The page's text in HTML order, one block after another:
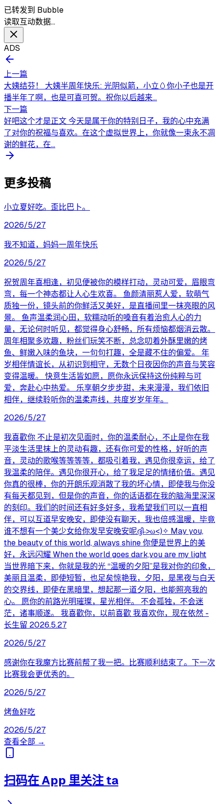
已转发到 Bubble
读取互动数据…
ADS
上一篇
大姨结芬！ 大姨半周年快乐: 光阴似箭，小立🥚你小子也是开
播半年了啊，也是可喜可贺。祝你以后越来...
下一篇
好吧这个才是正文 今天是属于你的特别日子，我的心中充满
了对你的祝福与喜欢。在这个虚拟世界上，你就像一束永不凋
谢的鲜花，在...
更多投稿
小立夏好吃。歪比巴卜。
2026/5/27
我不知道，妈妈一周年快乐
2026/5/27
祝贺周年喜相逢，初见便被你的模样打动，灵动可爱，眉眼弯
弯，每一个神态都让人心生欢喜。 鱼颜清丽惹人爱，软萌气
质独一份，镜头前的你鲜活又美好，是直播间里一抹亮眼的风
景。 鱼声温柔润心田，软糯动听的嗓音有着治愈人心的力
量，无论何时听见，都觉得身心舒畅，所有烦恼都烟消云散。
周年相聚多欢趣，粉丝们玩笑不断，总念叨着外酥里嫩的烤
鱼、鲜嫩入味的鱼块，一句句打趣，全是藏不住的偏爱。 年
岁相伴情谊长，从初识到相守，无数个日夜因你的声音与笑容
变得温暖。 快意生活皆如愿，愿你永远保持这份纯粹与可
爱，奔赴心中热爱。 乐享朝夕步步甜，未来漫漫，我们依旧
相伴，继续聆听你的温柔声线，共度岁岁年年。
2026/5/27
我喜歡你 不止是初次见面时，你的温柔耐心，不止是你在我
平淡生活里抹上的灵动有趣，还有你可爱的性格，好听的声
音，灵动的歌喉等等等等，都吸引着我，遇见你很幸运，给了
我温柔的陪伴。遇见你很开心，给了我足足的情绪价值。遇见
你真的很棒，你的开朗乐观消散了我的坏心情，即使我与你没
有每天都见到，但是你的声音，你的话语都在我的脑海里深深
的刻印。我们的时间还有好多好多，我希望我们可以一直相
伴，可以互道早安晚安，即使没有聊天，我也倍感温暖，毕竟
谁不想有一个美少女给你发早安晚安呢ദ്ദി˶>ω<)✧ May you,
the beauty of this world, always shine 你便是世界上的美
好，永远闪耀 When the world goes dark,you are my light
当世界暗下来，你就是我的光 “温暖的夕阳”是我对你的印象，
美丽且温柔，即使短暂，也足矣惊艳我，夕阳，是黑夜与白天
的交界线，即使在黑暗里，想起那一道夕阳，也能照亮我的
心。 愿你的前路光明璀璨，星光相伴。 不会孤独，不会迷
茫，诸事顺遂。 我喜歡你，以前喜歡 我喜欢你，现在依然 -
长生留 2026.5.27
2026/5/27
感谢你在我魔方比赛前帮了我一把。比赛顺利结束了。下一次
比赛我会更优秀的。
2026/5/27
烤鱼好吃
2026/5/27
查看全部 →
扫码在 App 里关注 ta